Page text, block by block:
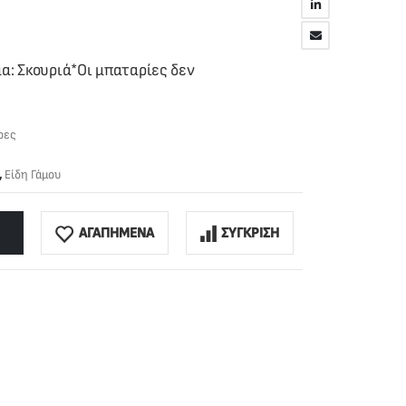
Σκουριά*Οι μπαταρίες δεν
, Είδη Γάμου
ΑΓΑΠΗΜΕΝΑ ΣΥΓΚΡΙΣΗ